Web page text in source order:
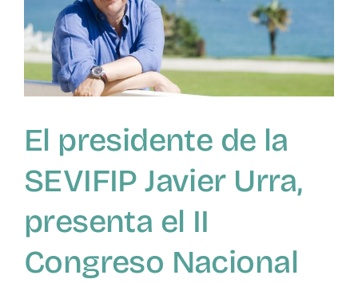
hablar
El presidente de la
SEVIFIP Javier Urra,
presenta el II
Congreso Nacional